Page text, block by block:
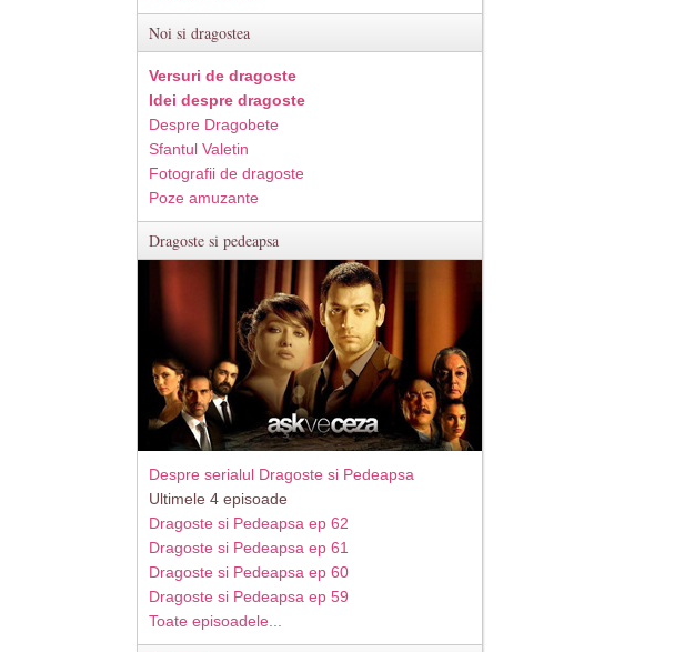
Noi si dragostea
Versuri de dragoste
Idei despre dragoste
Despre Dragobete
Sfantul Valetin
Fotografii de dragoste
Poze amuzante
Dragoste si pedeapsa
Despre serialul Dragoste si Pedeapsa
Ultimele 4 episoade
Dragoste si Pedeapsa ep 62
Dragoste si Pedeapsa ep 61
Dragoste si Pedeapsa ep 60
Dragoste si Pedeapsa ep 59
Toate episoadele...